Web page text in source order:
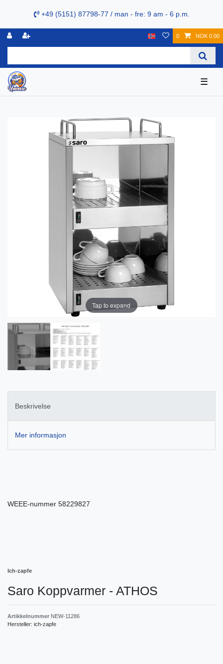
+49 (5151) 87798-77 / man - fre: 9 am - 6 p.m.
0 NOK 0.00
☰
Tap to expand
Beskrivelse
Mer informasjon
WEEE-nummer 58229827
Ich-zapfe
Saro Koppvarmer - ATHOS
Artikkelnummer NEW-11286
Hersteller: ich-zapfe